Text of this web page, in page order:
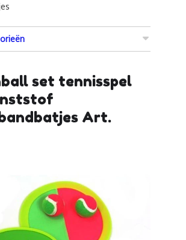
set tennisspel
Art.